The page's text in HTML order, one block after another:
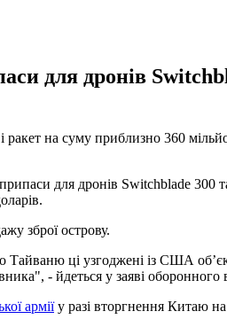
для дронів
на суму приблизно 360
для дронів Switchblade 300
зброї острову.
Тайваню ці узгоджені із США
- йдеться у заяві оборонного
арміїу разі вторгнення Китаю